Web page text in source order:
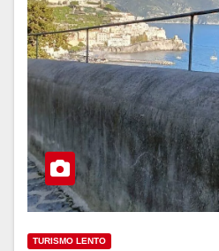
TURISMO LENTO